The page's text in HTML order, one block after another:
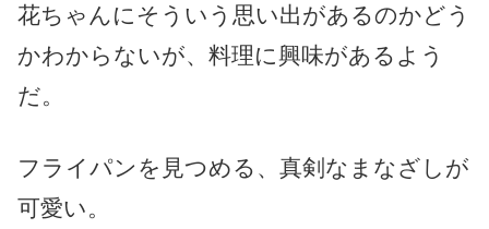
花ちゃんにそういう思い出があるのかどう
かわからないが、料理に興味があるよう
だ。
フライパンを見つめる、真剣なまなざしが
可愛い。